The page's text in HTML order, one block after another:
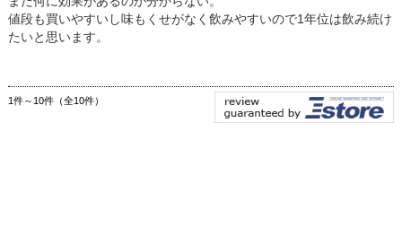
値段も買いやすいし味もくせがなく飲みやすいので1年位は飲み続け
たいと思います。
1件～10件（全10件）